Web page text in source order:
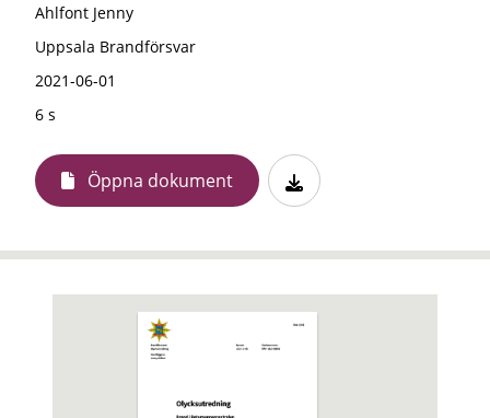
Ahlfont Jenny
Uppsala Brandförsvar
2021-06-01
6 s
Öppna dokument